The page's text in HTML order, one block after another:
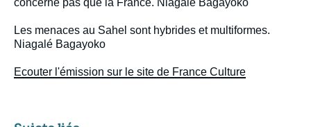
Les menaces au Sahel sont hybrides et multiformes.
Niagalé Bagayoko
Ecouter l'émission sur le site de France Culture